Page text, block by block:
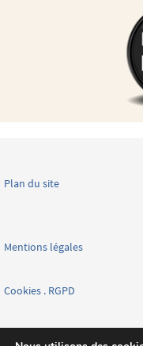
Plan du site
Mentions légales
Cookies . RGPD